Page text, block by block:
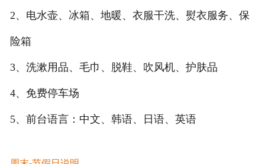
2、电水壶、冰箱、地暖、衣服干洗、熨衣服务、保
险箱
3、洗漱用品、毛巾、脱鞋、吹风机、护肤品
4、免费停车场
5、前台语言：中文、韩语、日语、英语